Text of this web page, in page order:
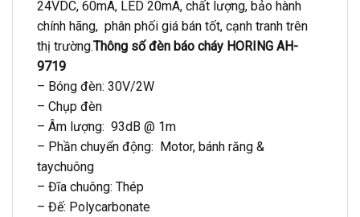
24VDC, 60mA, LED 20mA, chất lượng, bảo hành
chính hãng, phân phối giá bán tốt, cạnh tranh trên
thị trường.Thông số đèn báo cháy HORING AH-
9719
– Bóng đèn: 30V/2W
– Chụp đèn
– Âm lượng: 93dB @ 1m
– Phần chuyển động: Motor, bánh răng &
taychuông
– Đĩa chuông: Thép
– Đế: Polycarbonate